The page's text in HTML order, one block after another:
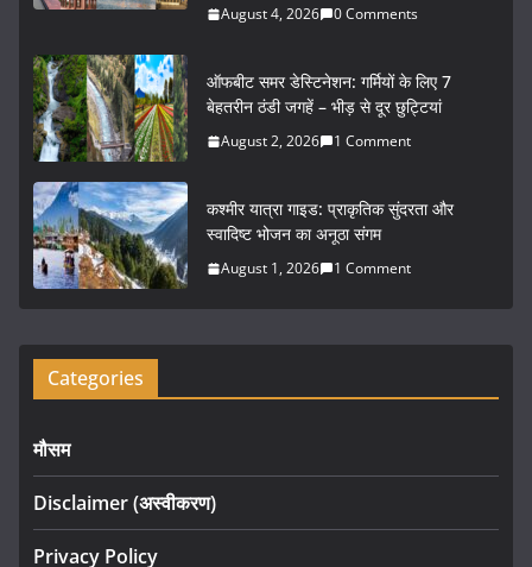
o
k
August 4, 2026 0 Comments
ऑफबीट समर डेस्टिनेशन: गर्मियों के लिए 7
बेहतरीन ठंडी जगहें – भीड़ से दूर छुट्टियां
August 2, 2026 1 Comment
कश्मीर यात्रा गाइड: प्राकृतिक सुंदरता और
स्वादिष्ट भोजन का अनूठा संगम
August 1, 2026 1 Comment
Categories
मौसम
Disclaimer (अस्वीकरण)
Privacy Policy